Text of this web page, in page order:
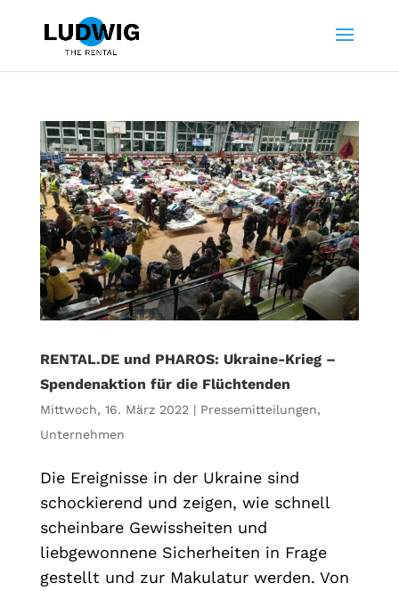
RENTAL.DE und PHAROS: Ukraine-Krieg –
Spendenaktion für die Flüchtenden
Mittwoch, 16. März 2022 | Pressemitteilungen,
Unternehmen
Die Ereignisse in der Ukraine sind
schockierend und zeigen, wie schnell
scheinbare Gewissheiten und
liebgewonnene Sicherheiten in Frage
gestellt und zur Makulatur werden. Von